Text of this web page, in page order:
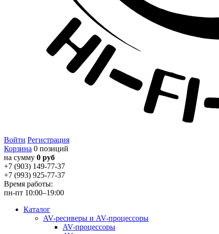
Войти Регистрация
Корзина 0 позиций
на сумму 0 руб
+7 (903) 149-77-37
+7 (993) 925-77-37
Время работы:
пн-пт 10:00–19:00
Каталог
AV-ресиверы и AV-процессоры
AV-процессоры